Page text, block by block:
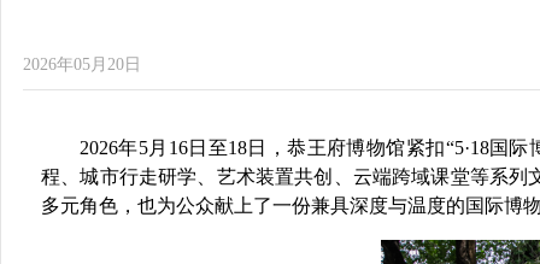
2026年05月20日
2026年5月16日至18日，恭王府博物馆紧扣“5·18国
程、城市行走研学、艺术装置共创、云端跨域课堂等系列
多元角色，也为公众献上了一份兼具深度与温度的国际博